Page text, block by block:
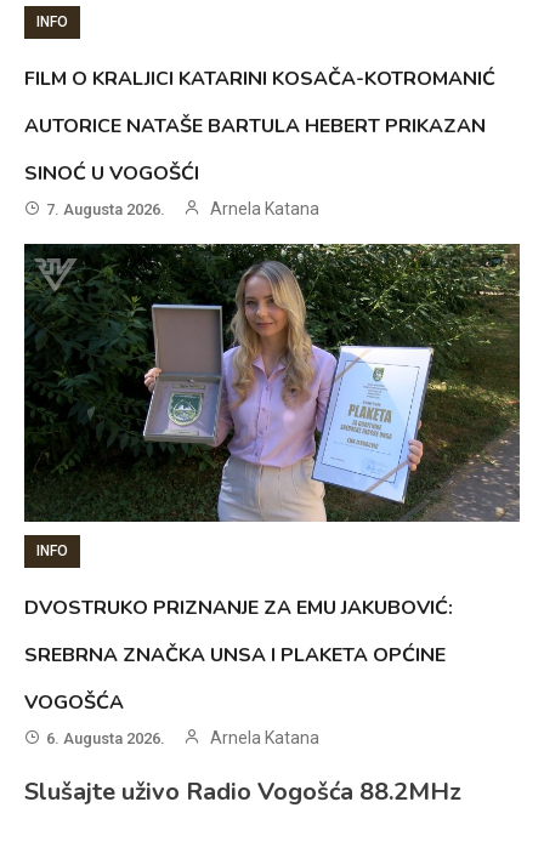
INFO
FILM O KRALJICI KATARINI KOSAČA-KOTROMANIĆ
AUTORICE NATAŠE BARTULA HEBERT PRIKAZAN
SINOĆ U VOGOŠĆI
7. Augusta 2026. Arnela Katana
INFO
DVOSTRUKO PRIZNANJE ZA EMU JAKUBOVIĆ:
SREBRNA ZNAČKA UNSA I PLAKETA OPĆINE
VOGOŠĆA
6. Augusta 2026. Arnela Katana
Slušajte uživo Radio Vogošća 88.2MHz